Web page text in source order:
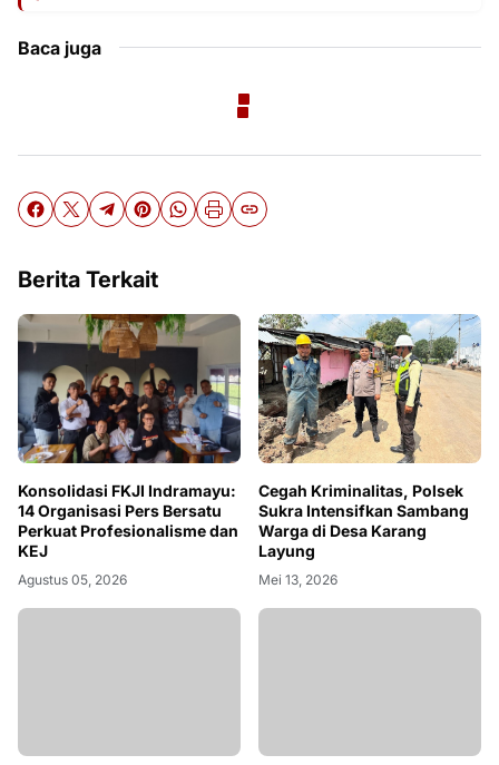
Baca juga
Berita Terkait
Konsolidasi FKJI Indramayu:
14 Organisasi Pers Bersatu
Perkuat Profesionalisme dan
KEJ
Agustus 05, 2026
Cegah Kriminalitas, Polsek
Sukra Intensifkan Sambang
Warga di Desa Karang
Layung
Mei 13, 2026